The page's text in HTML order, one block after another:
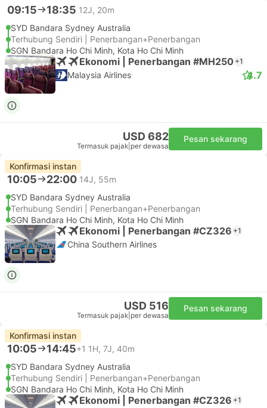
09:15 18:35 12J, 20m
SYD Bandara Sydney Australia
Terhubung Sendiri | Penerbangan+Penerbangan
SGN Bandara Ho Chi Minh, Kota Ho Chi Minh
Ekonomi | Penerbangan #MH250 +1
Malaysia Airlines 4.7
USD 682
Termasuk pajak per dewasa
Pesan sekarang
Konfirmasi instan
10:05 22:00 14J, 55m
SYD Bandara Sydney Australia
Terhubung Sendiri | Penerbangan+Penerbangan
SGN Bandara Ho Chi Minh, Kota Ho Chi Minh
Ekonomi | Penerbangan #CZ326 +1
China Southern Airlines
USD 516
Termasuk pajak per dewasa
Pesan sekarang
Konfirmasi instan
10:05 14:45+1 1H, 7J, 40m
SYD Bandara Sydney Australia
Terhubung Sendiri | Penerbangan+Penerbangan
SGN Bandara Ho Chi Minh, Kota Ho Chi Minh
Ekonomi | Penerbangan #CZ326 +1